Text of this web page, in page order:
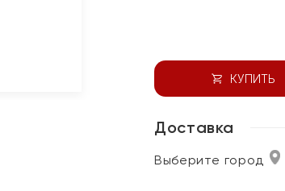
КУПИТЬ
Доставка
Выберите город